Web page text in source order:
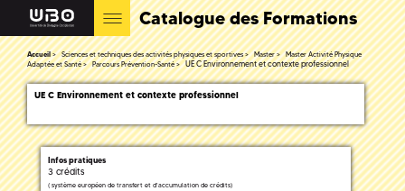
Catalogue des Formations
Accueil Sciences et techniques des activités physiques et sportives Master
Master Activité Physique
Adaptée et Santé
Parcours Prévention-Santé UE C Environnement et contexte professionnel
UE C Environnement et contexte professionnel
Infos pratiques
3 crédits
( système européen de transfert et d'accumulation de crédits)